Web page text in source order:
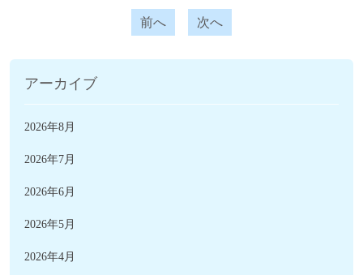
前へ 次へ
アーカイブ
2026年8月
2026年7月
2026年6月
2026年5月
2026年4月